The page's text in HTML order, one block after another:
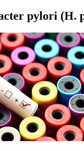
pylori (H.